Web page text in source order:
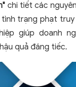
chi tiết các
tình trạng phạt
giúp doanh
quả đáng tiếc.